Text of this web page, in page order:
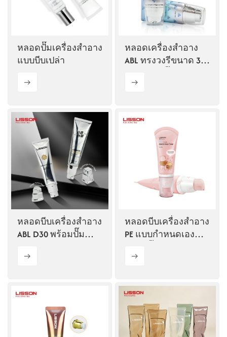
หลอดปั๊มเครื่องสำอาง
แบบบีบเปล่า
หลอดเครื่องสำอาง
ABL ทรงวงรีขนาด 35
สุญญากาศ
หลอดบีบเครื่องสำอาง
ABL D30 พร้อมปั๊ม
หลอดบีบเครื่องสำอาง
PE แบบกำหนดเอง